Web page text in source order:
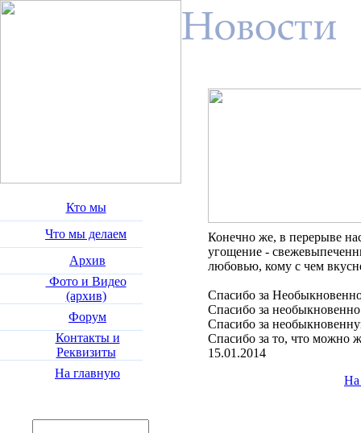
Кто мы
Что мы делаем
Архив
Фото и Видео
(архив)
Форум
Контакты и
Реквизиты
На главную
Конечно же, в перерыве
угощение -
любовью, кому с чем
Спасибо за
Спасибо за
Спасибо за
Спасибо за то, что можно
15.01.2014
На